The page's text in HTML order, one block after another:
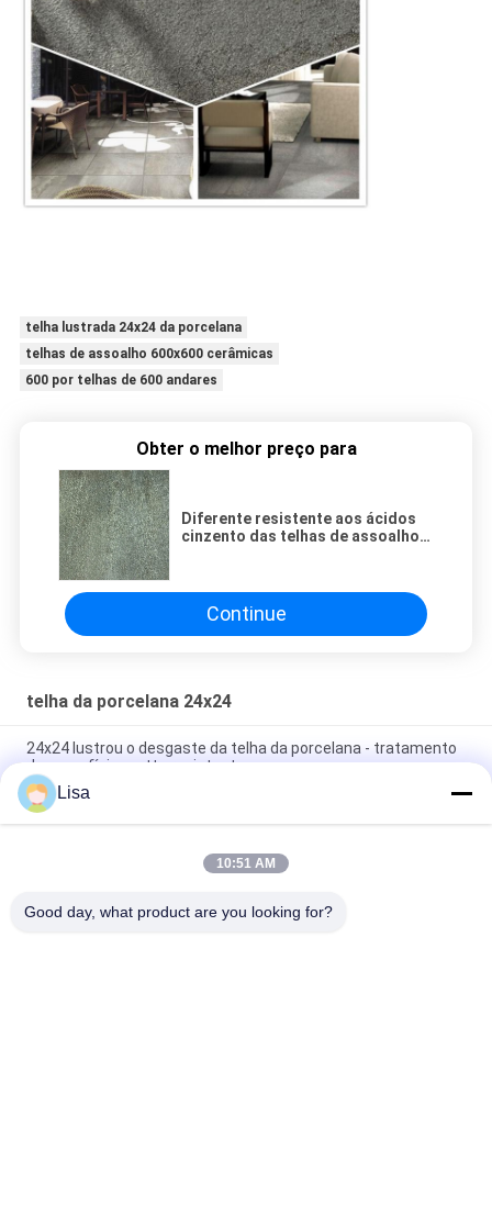
telha lustrada 24x24 da porcelana
telhas de assoalho 600x600 cerâmicas
600 por telhas de 600 andares
Obter o melhor preço para
Diferente resistente aos ácidos
cinzento das telhas de assoalho
Continue
telha da porcelana 24x24
24x24 lustrou o desgaste da telha da porcelana - tratamento
de superfície matte resistente
Telhas de assoalho 600*600 da porcelana da telha/arenito da
porcelana do arenito 24x24 milímetro
Telha Unglazed amarela da porcelana para o revestimento
Lisa
10:51 AM
Good day, what product are you looking for?